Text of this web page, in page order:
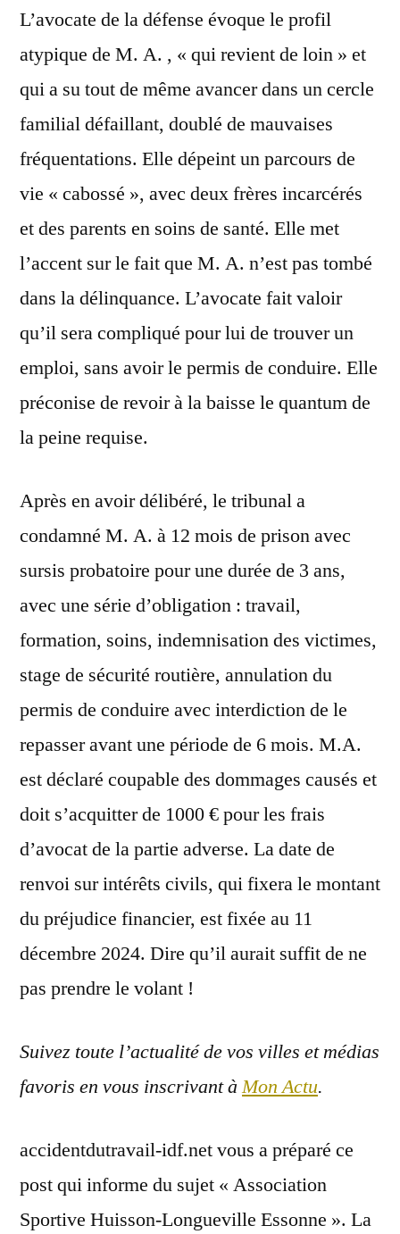
L’avocate de la défense évoque le profil
atypique de M. A. , « qui revient de loin » et
qui a su tout de même avancer dans un cercle
familial défaillant, doublé de mauvaises
fréquentations. Elle dépeint un parcours de
vie « cabossé », avec deux frères incarcérés
et des parents en soins de santé. Elle met
l’accent sur le fait que M. A. n’est pas tombé
dans la délinquance. L’avocate fait valoir
qu’il sera compliqué pour lui de trouver un
emploi, sans avoir le permis de conduire. Elle
préconise de revoir à la baisse le quantum de
la peine requise.
Après en avoir délibéré, le tribunal a
condamné M. A. à 12 mois de prison avec
sursis probatoire pour une durée de 3 ans,
avec une série d’obligation : travail,
formation, soins, indemnisation des victimes,
stage de sécurité routière, annulation du
permis de conduire avec interdiction de le
repasser avant une période de 6 mois. M.A.
est déclaré coupable des dommages causés et
doit s’acquitter de 1000 € pour les frais
d’avocat de la partie adverse. La date de
renvoi sur intérêts civils, qui fixera le montant
du préjudice financier, est fixée au 11
décembre 2024. Dire qu’il aurait suffit de ne
pas prendre le volant !
Suivez toute l’actualité de vos villes et médias
favoris en vous inscrivant àMon Actu.
accidentdutravail-idf.net vous a préparé ce
post qui informe du sujet « Association
Sportive Huisson-Longueville Essonne ». La